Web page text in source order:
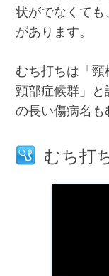
状がでなくても
があります。
むち打ちは「
頸部症候群」と
の長い傷病名も
むち打